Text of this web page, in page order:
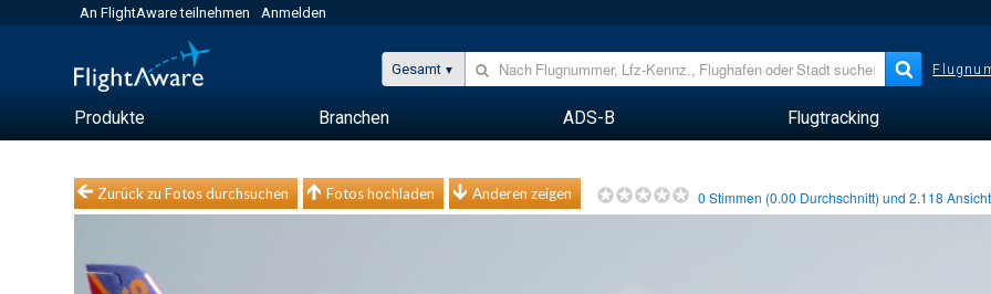
An FlightAware teilnehmen Anmelden
Gesamt
Produkte Branchen ADS-B Flugtracking
Zurück zu Fotos durchsuchen Fotos hochladen Anderen zeigen 0 Stimmen (0.00 Durchschnitt) und2.118